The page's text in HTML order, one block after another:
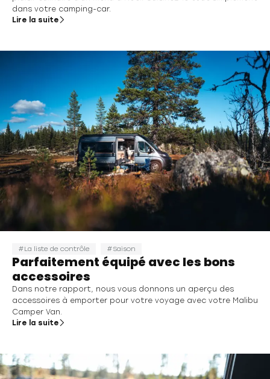
dans votre camping-car.
Lire la suite
La liste de contrôle Saison
Parfaitement équipé avec les bons
accessoires
Dans notre rapport, nous vous donnons un aperçu des
accessoires à emporter pour votre voyage avec votre Malibu
Camper Van.
Lire la suite